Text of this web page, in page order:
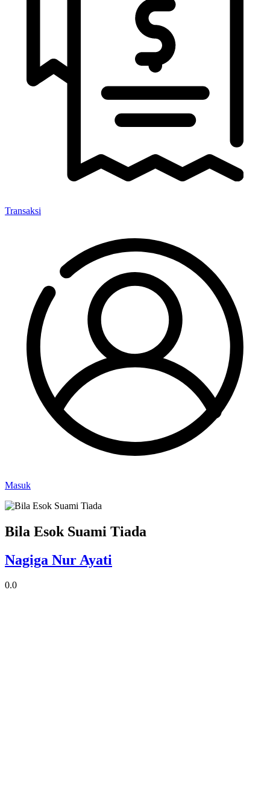
Transaksi
Masuk
Bila Esok Suami Tiada
Nagiga Nur Ayati
0.0